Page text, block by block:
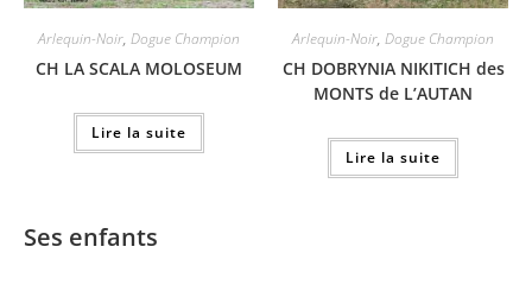
Arlequin-Noir, Dogue Champion
CH LA SCALA MOLOSEUM
Lire la suite
Arlequin-Noir, Dogue Champion
CH DOBRYNIA NIKITICH des
MONTS de L’AUTAN
Lire la suite
Ses enfants